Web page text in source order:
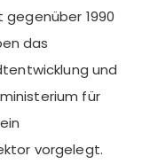
1990
das
und
für
vorgelegt.